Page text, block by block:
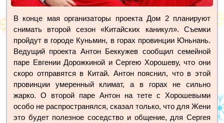
В конце мая организаторы проекта Дом 2 планируют
снимать второй сезон «Китайских каникул». Съемки
пройдут в городе Куньмин, в горах провинции Юньнань.
Ведущий проекта Антон Беккужев сообщил семейной
паре Евгении Дорожкиной и Сергею Хорошеву, что они
скоро отправятся в Китай. Антон пояснил, что в этой
провинции умеренный климат, а в горах не сильно
жарко. О второй паре Антон на тете с Хорошевыми
особо не распространялся, сказал только, что для Жени
это будет полезное соседство и общение, для Сергея